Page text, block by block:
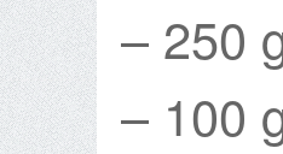
– 250
– 100